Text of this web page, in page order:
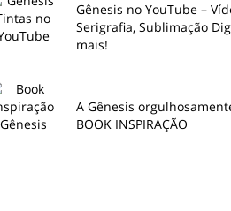
Gênesis no YouTube –
Serigrafia, Sublimação
mais!
A Gênesis
BOOK INSPIRAÇÃO